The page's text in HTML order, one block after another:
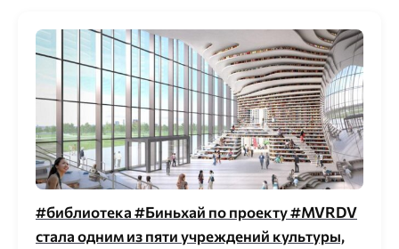
#библиотека #Биньхай по проекту #MVRDV
стала одним из пяти учреждений культуры,